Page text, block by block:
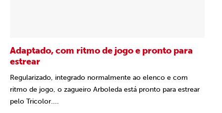
Adaptado, com ritmo de jogo e pronto para
estrear
Regularizado, integrado normalmente ao elenco e com
ritmo de jogo, o zagueiro Arboleda está pronto para estrear
pelo Tricolor....